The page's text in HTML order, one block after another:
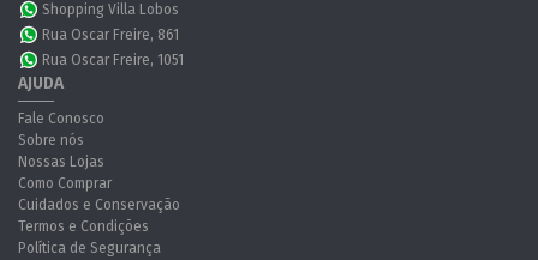
Shopping Villa Lobos
Rua Oscar Freire, 861
Rua Oscar Freire, 1051
AJUDA
Fale Conosco
Sobre nós
Nossas Lojas
Como Comprar
Cuidados e Conservação
Termos e Condições
Política de Segurança